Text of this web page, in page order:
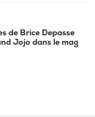
de Brice Depasse
Jojo dans le mag